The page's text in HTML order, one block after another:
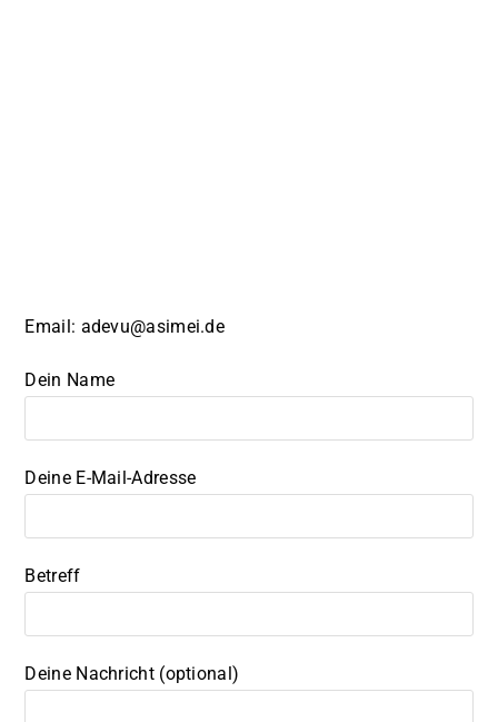
Email: adevu@asimei.de
Dein Name
Deine E-Mail-Adresse
Betreff
Deine Nachricht (optional)